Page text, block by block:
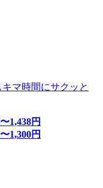
マ時間にサクッと
1,438円
1,300円